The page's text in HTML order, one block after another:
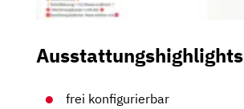
Ausstattungshighlights
frei konfigurierbar